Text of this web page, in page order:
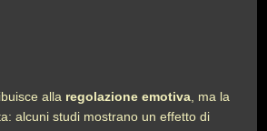
alla regolazione emotiva , ma la
alcuni studi mostrano un effetto di